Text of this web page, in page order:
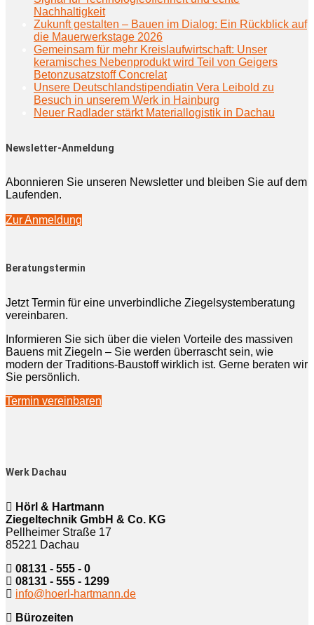
Nachhaltigkeit
Zukunft gestalten – Bauen im Dialog: Ein Rückblick auf
die Mauerwerkstage 2026
Gemeinsam für mehr Kreislaufwirtschaft: Unser
keramisches Nebenprodukt wird Teil von Geigers
Betonzusatzstoff Concrelat
Unsere Deutschlandstipendiatin Vera Leibold zu
Besuch in unserem Werk in Hainburg
Neuer Radlader stärkt Materiallogistik in Dachau
Newsletter-Anmeldung
Abonnieren Sie unseren Newsletter und bleiben Sie auf dem
Laufenden.
Zur Anmeldung
Beratungstermin
Jetzt Termin für eine unverbindliche Ziegelsystemberatung
vereinbaren.
Informieren Sie sich über die vielen Vorteile des massiven
Bauens mit Ziegeln – Sie werden überrascht sein, wie
modern der Traditions-Baustoff wirklich ist. Gerne beraten wir
Sie persönlich.
Termin vereinbaren
Werk Dachau
Hörl & Hartmann
Ziegeltechnik GmbH & Co. KG
Pellheimer Straße 17
85221 Dachau
08131 - 555 - 0
08131 - 555 - 1299
info@hoerl-hartmann.de
Bürozeiten